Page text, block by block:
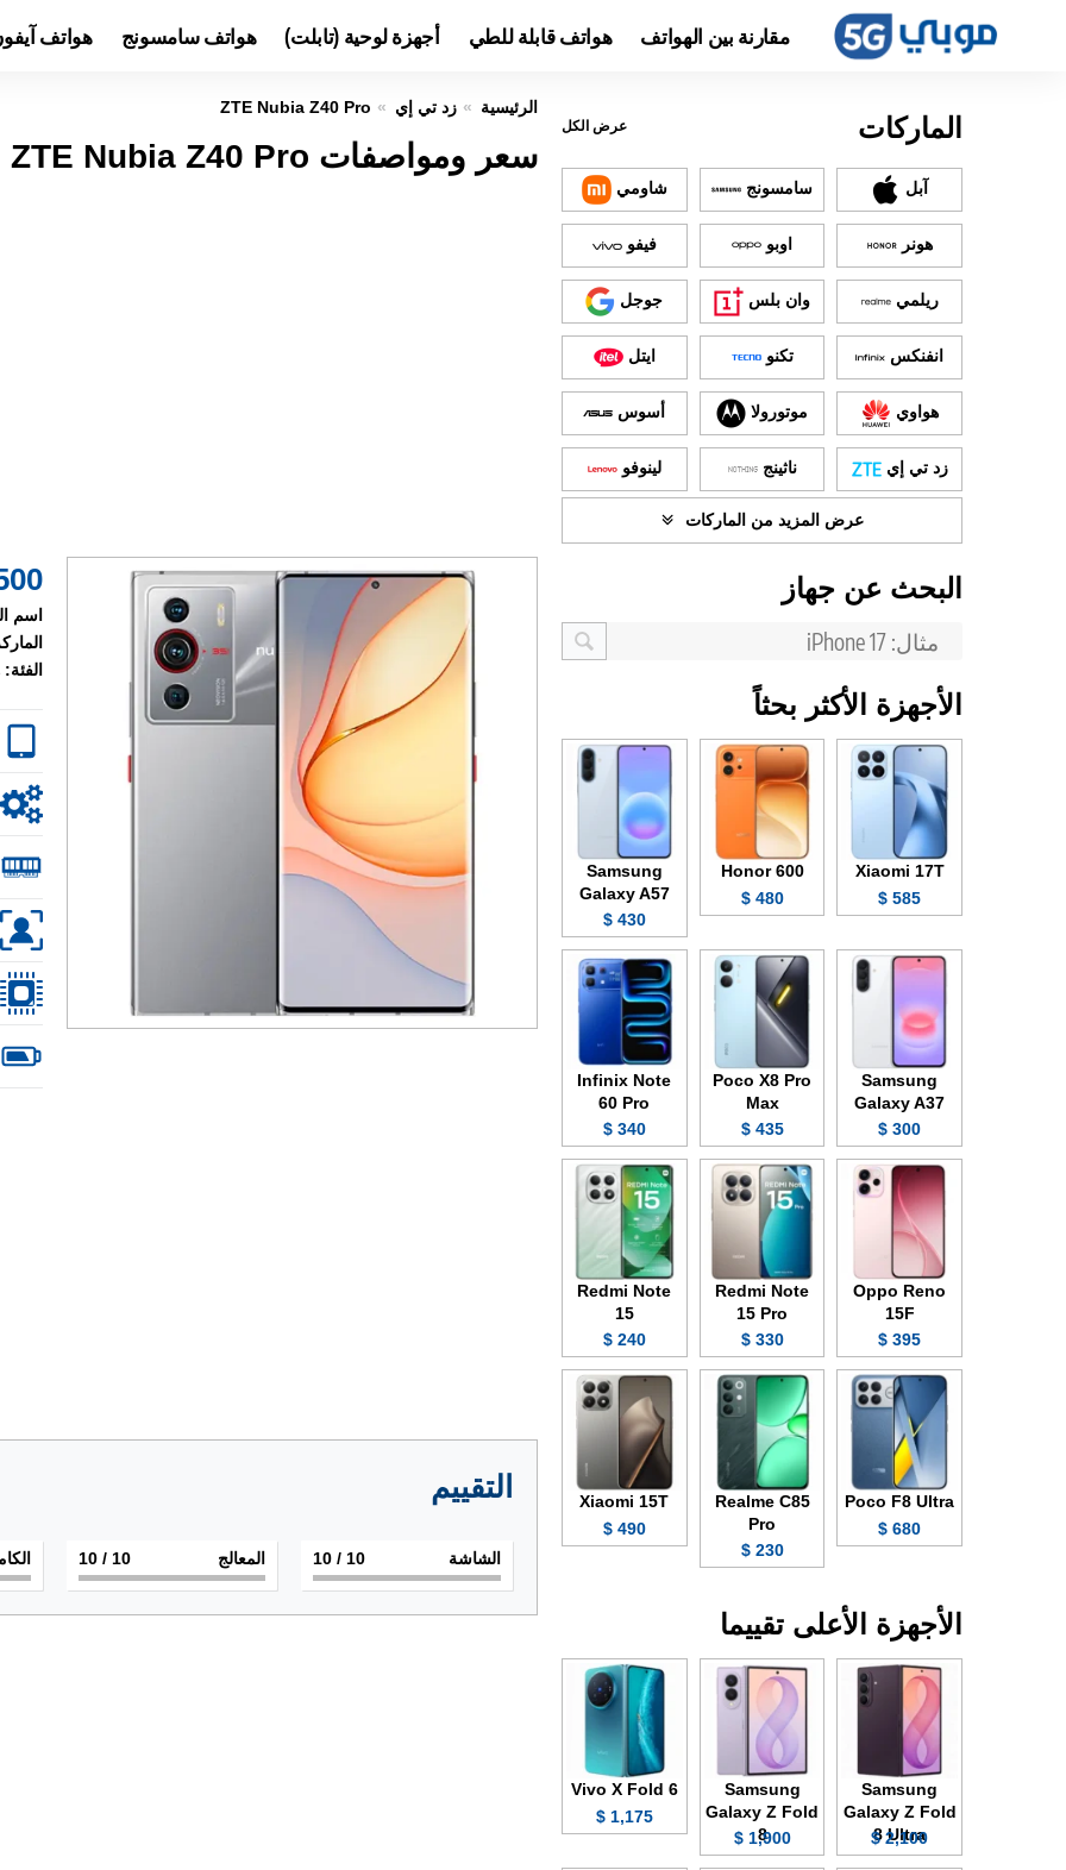
مقارنة بين الهواتف هواتف قابلة للطي أجهزة لوحية (تابلت) هواتف سامسونج هواتف
الرئيسية زد تي إي ZTE Nubia Z40 Pro
سعر ومواصفات ZTE Nubia Z40 Pro عيوب ومميزات
$
اسم
الفئة:
التقييم
الشاشة 10
/ 10 المعالج 10
/ 10
الماركات عرض الكل
آبل سامسونج شاومي
هونر اوبو فيفو
ريلمي وان بلس جوجل
انفنكس تكنو ايتل
هواوي موتورولا أسوس
زد تي إي ناثينج لينوفو
عرض المزيد من الماركات
البحث عن جهاز
الأجهزة الأكثر بحثاً
Xiaomi 17T
585 $
Honor 600
480 $
Samsung
Galaxy A57
430 $
Samsung
Galaxy A37
300 $
Poco X8 Pro
Max
435 $
Infinix Note
60 Pro
340 $
Oppo Reno
15F
395 $
Redmi Note
15 Pro
330 $
Redmi Note
15
240 $
Poco F8 Ultra
680 $
Realme C85
Pro
230 $
Xiaomi 15T
490 $
الأجهزة الأعلى تقييما
Samsung
Galaxy Z Fold
8 Ultra
2,100 $
Samsung
Galaxy Z Fold
8
1,900 $
Vivo X Fold 6
1,175 $